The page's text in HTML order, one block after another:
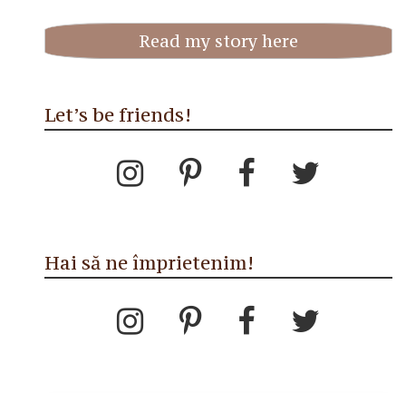
Read my story here
Let’s be friends!
Hai să ne împrietenim!